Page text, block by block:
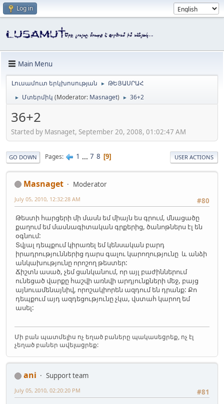
Log in
Main Menu
Լուսամուտ երկխոսության ► ԹԵՅԱՍՐԱՀ
► Մտերմիկ (Moderator: Masnaget) ► 36+2
36+2
Started by Masnaget, September 20, 2008, 01:02:47 AM
GO DOWN Pages 1 ... 7 8 9 USER ACTIONS
Masnaget
Moderator
#80
July 05, 2010, 12:32:28 AM
Թեստի հարցերի մի մասն եմ միայն ես գրում, մնացածը
քաղում եմ մասնագիտական գրքերից, ծանոթներս էլ են
օգնում:
Տվյալ դեպքում կիրառել եմ կենսական բարդ
իրադրություններից դարս գալու կարողությունը և անձի
անկախությունը որոշող թեստեր:
Ճիշտն ասած, չեմ ցանկանում, որ այլ բաժիններում
ունեցած վարքը հաշվի առնվի արդյունքների մեջ, բայց
այնուամենայնիվ, որոշակիորեն ազդում են դրանք: Քո
դեպքում այդ ազդեցությունը չկա, վստահ կարող եմ
ասել:
Մի բան պատմելիս ոչ եղած բաները պակասեցրեք, ոչ էլ
չեղած բաներ ավելացրեք:
ani
Support team
#81
July 05, 2010, 02:20:20 PM